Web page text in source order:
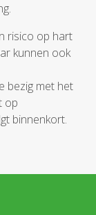
risico op hart
kunnen ook
bezig met het
op
binnenkort.